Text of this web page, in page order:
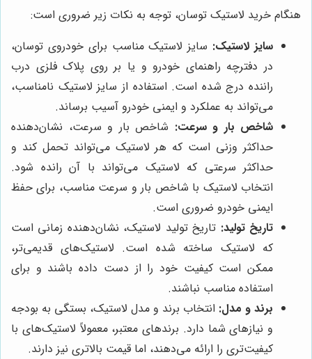
هنگام خرید لاستیک توسان، توجه به نکات زیر ضروری است:
سایز لاستیک: سایز لاستیک مناسب برای خودروی توسان،
در دفترچه راهنمای خودرو و یا بر روی پلاک فلزی درب
راننده درج شده است. استفاده از سایز لاستیک نامناسب،
می‌تواند به عملکرد و ایمنی خودرو آسیب برساند.
شاخص بار و سرعت: شاخص بار و سرعت، نشان‌دهنده
حداکثر وزنی است که هر لاستیک می‌تواند تحمل کند و
حداکثر سرعتی که لاستیک می‌تواند با آن رانده شود.
انتخاب لاستیک با شاخص بار و سرعت مناسب، برای حفظ
ایمنی خودرو ضروری است.
تاریخ تولید: تاریخ تولید لاستیک، نشان‌دهنده زمانی است
که لاستیک ساخته شده است. لاستیک‌های قدیمی‌تر،
ممکن است کیفیت خود را از دست داده باشند و برای
استفاده مناسب نباشند.
برند و مدل: انتخاب برند و مدل لاستیک، بستگی به بودجه
و نیازهای شما دارد. برندهای معتبر، معمولاً لاستیک‌های با
کیفیت‌تری را ارائه می‌دهند، اما قیمت بالاتری نیز دارند.